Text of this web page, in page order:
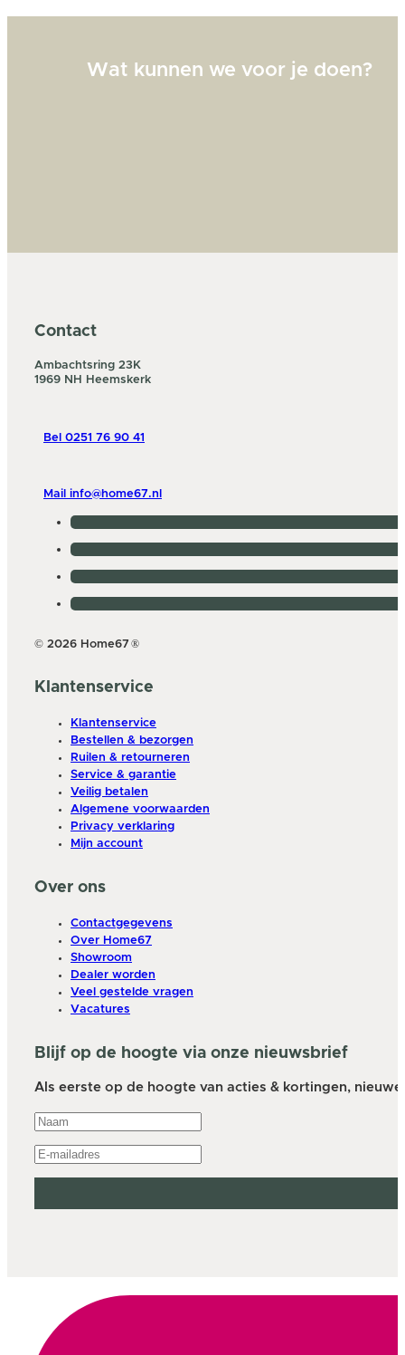
Wat kunnen we voor je doen?
Contact
Ambachtsring 23K
1969 NH Heemskerk
Bel 0251 76 90 41
Mail info@home67.nl
© 2026 Home67 ®
Klantenservice
Klantenservice
Bestellen & bezorgen
Ruilen & retourneren
Service & garantie
Veilig betalen
Algemene voorwaarden
Privacy verklaring
Mijn account
Over ons
Contactgegevens
Over Home67
Showroom
Dealer worden
Veel gestelde vragen
Vacatures
Blijf op de hoogte via onze nieuwsbrief
Als eerste op de hoogte van acties & kortingen,